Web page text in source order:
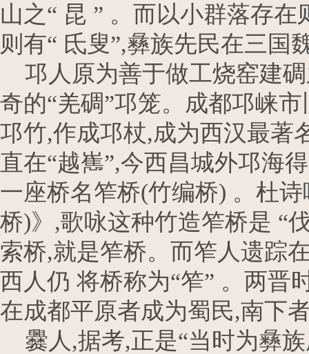
山之“ 昆 ” 。而以小群落存
则有“ 氐叟”,彝族先民在三国
邛人原为善于做工烧窑建
奇的“羌碉”邛笼。成都邛崃
邛竹,作成邛杖,成为西汉最著
直在“越嶲”,今西昌城外邛海
一座桥名笮桥(竹编桥) 。杜
桥)》,歌咏这种竹造笮桥是 “
索桥,就是笮桥。而笮人遗踪
西人仍 将桥称为“笮” 。两晋
在成都平原者成为蜀民,南下
爨人,据考,正是“当时为彝